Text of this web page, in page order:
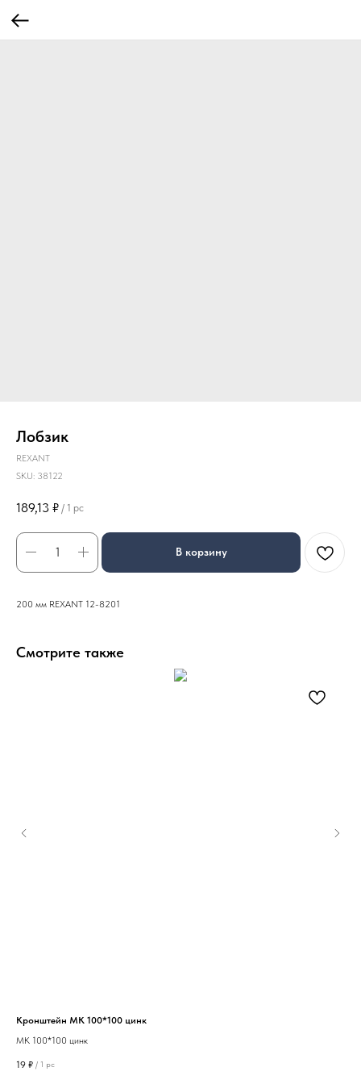
Лобзик
REXANT
SKU: 38122
189,13 ₽ / 1 pc
В корзину
200 мм REXANT 12-8201
Смотрите также
Кронштейн МК 100*100 цинк
МК 100*100 цинк
19 ₽ / 1 pc